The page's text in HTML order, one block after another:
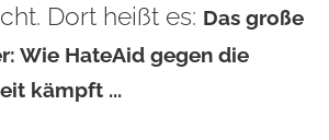
Dort heißt es: Das große
Wie HateAid gegen die
kämpft ...